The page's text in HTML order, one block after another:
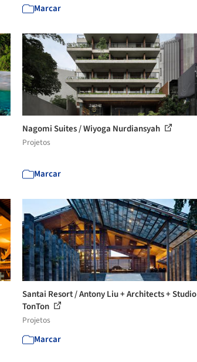
Marcar
Nagomi Suites / Wiyoga Nurdiansyah
Projetos
Marcar
Santai Resort / Antony Liu + Architects + Studio
TonTon
Projetos
Marcar